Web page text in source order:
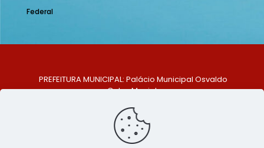
Federal
PREFEITURA MUNICIPAL: Palácio Municipal Osvaldo
Celso Maciel
Centro, São Bento do Una - PE. CEP: 553370-128
TELEFONE: (81) 99548-1569
E-MAIL: ouvidoria@saobentodouna.pe.gov.br